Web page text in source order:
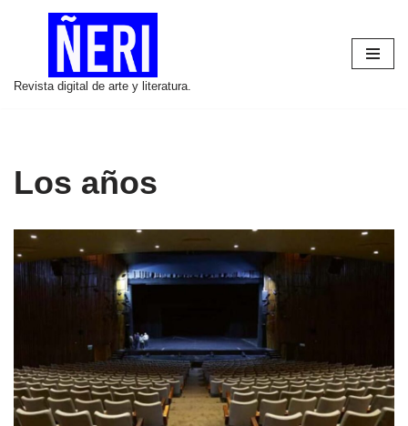
contenido
Revista digital de arte y literatura.
Los años